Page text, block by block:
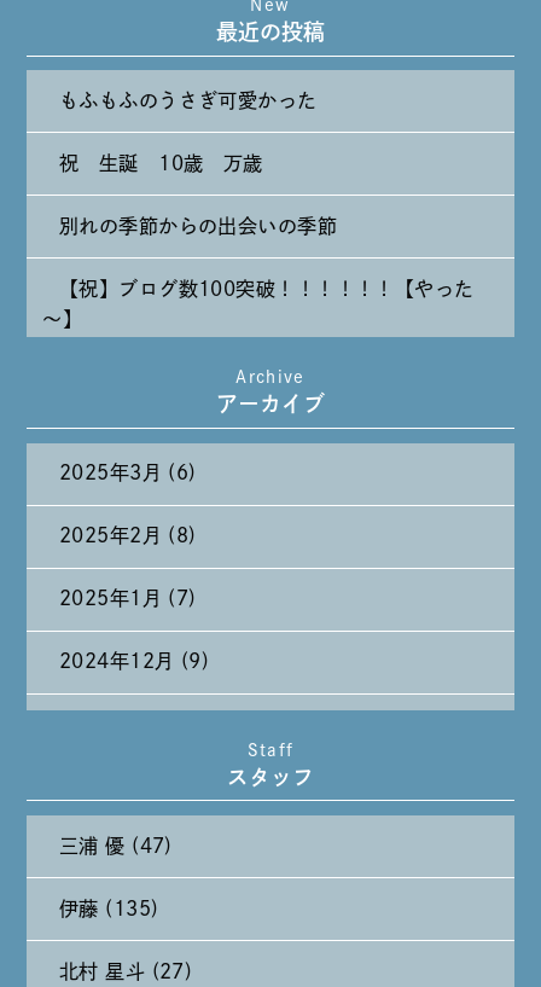
New
最近の投稿
もふもふのうさぎ可愛かった
祝 生誕 10歳 万歳
別れの季節からの出会いの季節
【祝】ブログ数100突破！！！！！！【やった
～】
たまには純喫茶なんて～～～
Archive
アーカイブ
2025年3月 (6)
2025年2月 (8)
2025年1月 (7)
2024年12月 (9)
2024年9月 (11)
2024年8月 (11)
2024年7月 (11)
Staff
スタッフ
三浦 優 (47)
伊藤 (135)
北村 星斗 (27)